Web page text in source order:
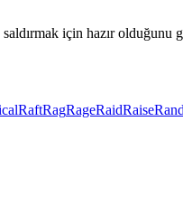
saldırmak için hazır olduğunu
RaftRagRageRaidRaise